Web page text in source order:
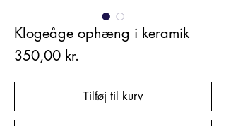
Klogeåge ophæng i keramik
350,00 kr.
Tilføj til kurv